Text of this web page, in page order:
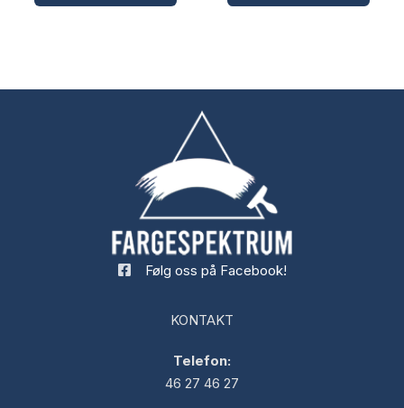
Følg oss på Facebook!
KONTAKT
Telefon:
46 27 46 27